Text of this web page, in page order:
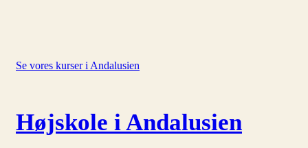
Se vores kurser i Andalusien
Højskole i Andalusien